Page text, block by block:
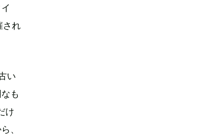
され
い
も
け
、